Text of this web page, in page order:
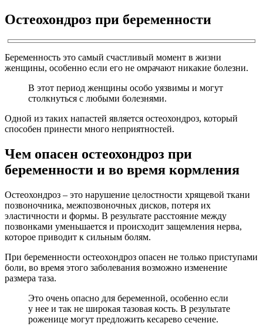
Остеохондроз при беременности
Беременность это самый счастливый момент в жизни
женщины, особенно если его не омрачают никакие болезни.
В этот период женщины особо уязвимы и могут
столкнуться с любыми болезнями.
Одной из таких напастей является остеохондроз, который
способен принести много неприятностей.
Чем опасен остеохондроз при
беременности и во время кормления
Остеохондроз – это нарушение целостности хрящевой ткани
позвоночника, межпозвоночных дисков, потеря их
эластичности и формы. В результате расстояние между
позвонками уменьшается и происходит защемления нерва,
которое приводит к сильным болям.
При беременности остеохондроз опасен не только приступами
боли, во время этого заболевания возможно изменение
размера таза.
Это очень опасно для беременной, особенно если
у нее и так не широкая тазовая кость. В результате
роженице могут предложить кесарево сечение.